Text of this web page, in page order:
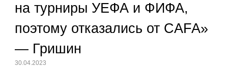
на турниры УЕФА и ФИФА,
поэтому отказались от CAFA»
— Гришин
30.04.2023